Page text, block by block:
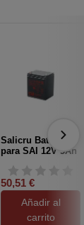
Salicru Bateria
para SAI 12V 5Ah
50,51 €
Añadir al
carrito